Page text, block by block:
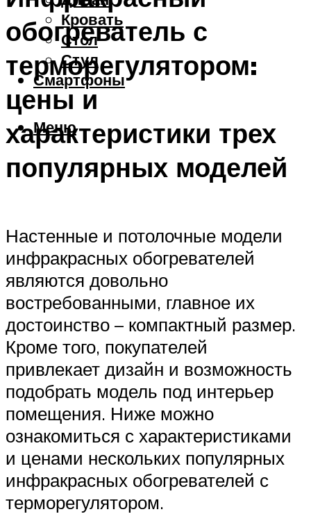
Кровать
Стол
Стул
Смартфоны
Меню
обогреватель с
терморегулятором:
цены и
характеристики трех
популярных моделей
Настенные и потолочные модели
инфракрасных обогревателей
являются довольно
востребованными, главное их
достоинство – компактный размер.
Кроме того, покупателей
привлекает дизайн и возможность
подобрать модель под интерьер
помещения. Ниже можно
ознакомиться с характеристиками
и ценами нескольких популярных
инфракрасных обогревателей с
терморегулятором.